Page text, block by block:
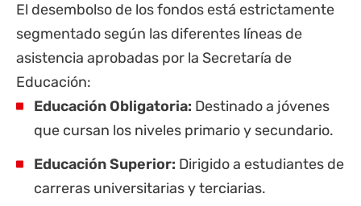
El desembolso de los fondos está estrictamente
segmentado según las diferentes líneas de
asistencia aprobadas por la Secretaría de
Educación:
Educación Obligatoria: Destinado a jóvenes
que cursan los niveles primario y secundario.
Educación Superior: Dirigido a estudiantes de
carreras universitarias y terciarias.